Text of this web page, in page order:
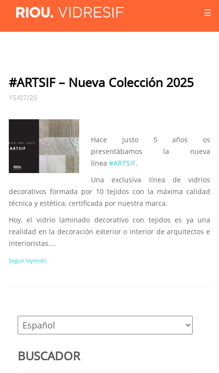
☰
#ARTSIF – Nueva Colección 2025
15/07/25
Hace justo 5 años os
presentábamos la nueva
línea#ARTSIF.
Una exclusiva línea de vidrios
decorativos formada por 10 tejidos con la máxima calidad
técnica y estética, certificada por nuestra marca.
Hoy, el vidrio laminado decorativo con tejidos es ya una
realidad en la decoración exterior o interior de arquitectos e
interioristas....
Seguir leyendo
BUSCADOR